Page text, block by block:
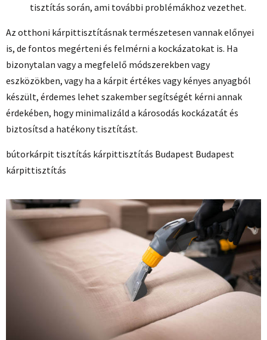
tisztítás során, ami további problémákhoz vezethet.
Az otthoni kárpittisztításnak természetesen vannak előnyei
is, de fontos megérteni és felmérni a kockázatokat is. Ha
bizonytalan vagy a megfelelő módszerekben vagy
eszközökben, vagy ha a kárpit értékes vagy kényes anyagból
készült, érdemes lehet szakember segítségét kérni annak
érdekében, hogy minimalizáld a károsodás kockázatát és
biztosítsd a hatékony tisztítást.
bútorkárpit tisztítás kárpittisztítás Budapest Budapest
kárpittisztítás